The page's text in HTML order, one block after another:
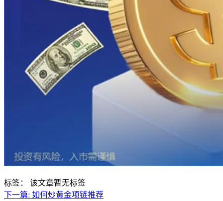
标签：
该文章暂无标签
下一篇: 如何炒黄金项链推荐